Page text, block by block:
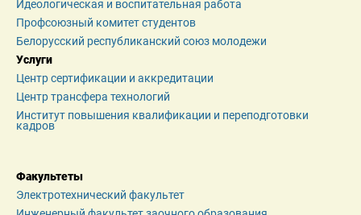
Идеологическая и воспитательная работа
Профсоюзный комитет студентов
Белорусский республиканский союз молодежи
Услуги
Центр сертификации и аккредитации
Центр трансфера технологий
Институт повышения квалификации и переподготовки
кадров
Факультеты
Электротехнический факультет